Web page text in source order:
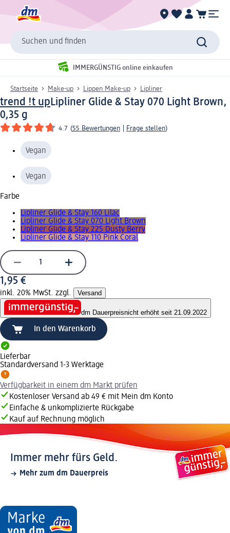
Suchen und finden
IMMERGÜNSTIG online einkaufen
Startseite Make-up Lippen Make-up Lipliner
trend !t upLipliner Glide & Stay 070 Light Brown,
0,35 g
4.7 (55 Bewertungen Frage stellen)
Vegan
Vegan
Farbe
Lipliner Glide & Stay 160 Lilac
Lipliner Glide & Stay 070 Light Brown
Lipliner Glide & Stay 225 Dusty Berry
Lipliner Glide & Stay 110 Pink Coral
1,95 €
inkl. 20% MwSt. zzgl. Versand
dm Dauerpreisnicht erhöht seit 21.09.2022
In den Warenkorb
Lieferbar
Standardversand 1-3 Werktage
Verfügbarkeit in einem dm Markt prüfen
Kostenloser Versand ab 49 € mit Mein dm Konto
Einfache & unkomplizierte Rückgabe
Kauf auf Rechnung möglich
Immer mehr fürs Geld.
Mehr zum dm Dauerpreis